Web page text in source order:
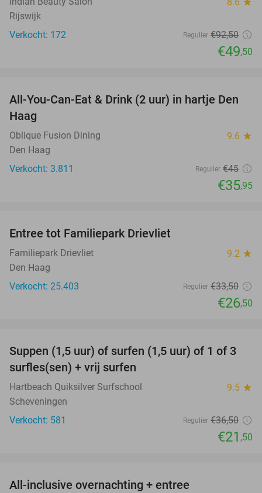
Rijswijk
Verkocht: 172
Regulier €92,50
€49,50
20%
All-You-Can-Eat & Drink (2 uur) in hartje Den
Haag
Oblique Fusion Dining 9.6 star
Den Haag
Verkocht: 3.811
Regulier €45
€35,95
Entree tot Familiepark Drievliet
Familiepark Drievliet 9.2 star
Den Haag
Verkocht: 25.403
Regulier €33,50
€26,50
41%
Suppen (1,5 uur) of surfen (1,5 uur) of 1 of 3
surfles(sen) + vrij surfen
Hartbeach Quiksilver Surfschool 9.5 star
Scheveningen
Verkocht: 581
Regulier €36,50
€21 ,50
All-inclusive overnachting + entree